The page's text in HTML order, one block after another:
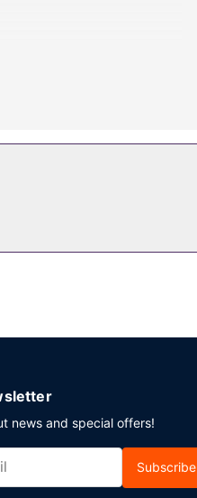
のある専用バスルームに
。コンチネンタル ブレック
news and special offers!
Subscribe